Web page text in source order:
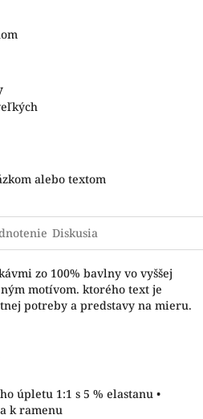
alebo textom
Diskusia
zo 100% bavlny vo vyššej
motívom. ktorého text je
potreby a predstavy na mieru.
úpletu 1:1 s 5 % elastanu •
k ramenu